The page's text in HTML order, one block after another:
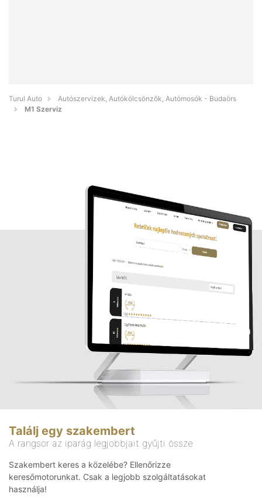
Turul Auto
Autószervizek, Autókölcsönzők, Autómosók - Budaörs
M1 Szerviz
Találj egy szakembert
A rangsor az iparág legjobbjait gyűjti össze
Szakembert keres a közelébe? Ellenőrizze
keresőmotorunkat. Csak a legjobb szolgáltatásokat
használja!